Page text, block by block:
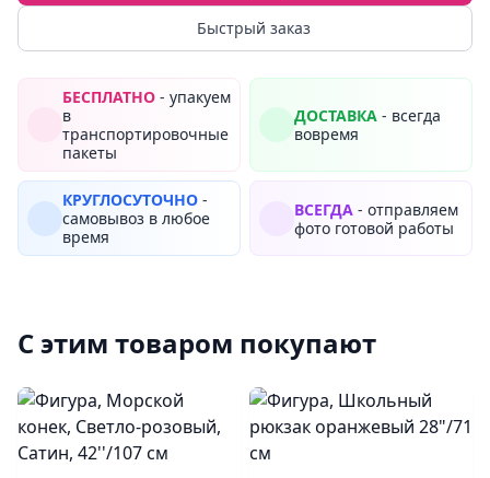
Быстрый заказ
БЕСПЛАТНО - упакуем
в
транспортировочные
пакеты
ДОСТАВКА - всегда
вовремя
КРУГЛОСУТОЧНО -
самовывоз в любое
время
ВСЕГДА - отправляем
фото готовой работы
С этим товаром покупают